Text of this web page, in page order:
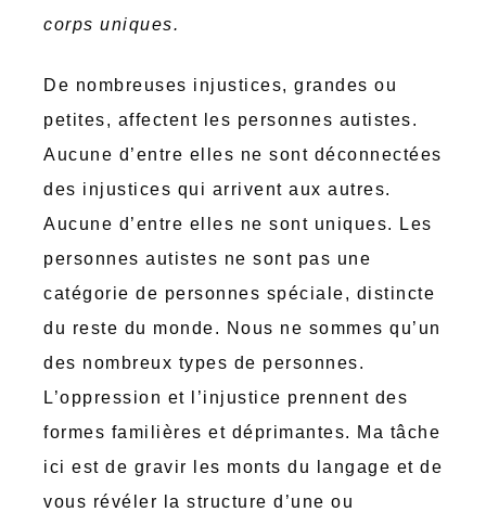
corps uniques.
De nombreuses injustices, grandes ou
petites, affectent les personnes autistes.
Aucune d’entre elles ne sont déconnectées
des injustices qui arrivent aux autres.
Aucune d’entre elles ne sont uniques. Les
personnes autistes ne sont pas une
catégorie de personnes spéciale, distincte
du reste du monde. Nous ne sommes qu’un
des nombreux types de personnes.
L’oppression et l’injustice prennent des
formes familières et déprimantes. Ma tâche
ici est de gravir les monts du langage et de
vous révéler la structure d’une ou